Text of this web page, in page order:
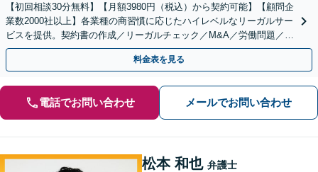
【初回相談30分無料】【月額3980円（税込）から契約可能】【顧問企
業数2000社以上】各業種の商習慣に応じたハイレベルなリーガルサー
ビスを提供。契約書の作成／リーガルチェック／M&A／労働問題／知
的財産等、お任せください【他士業連携可能】
料金表を見る
電話でお問い合わせ メールでお問い合わせ
松本 和也 弁護士